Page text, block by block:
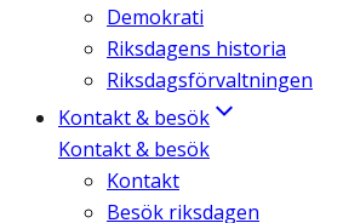
Demokrati
Riksdagens historia
Riksdagsförvaltningen
Kontakt & besök
Kontakt & besök
Kontakt
Besök riksdagen